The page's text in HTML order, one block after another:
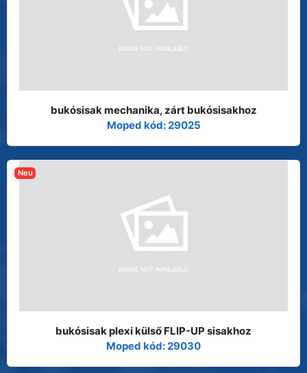
bukósisak mechanika, zárt bukósisakhoz
Moped kód: 29025
Neu
bukósisak plexi külső FLIP-UP sisakhoz
Moped kód: 29030